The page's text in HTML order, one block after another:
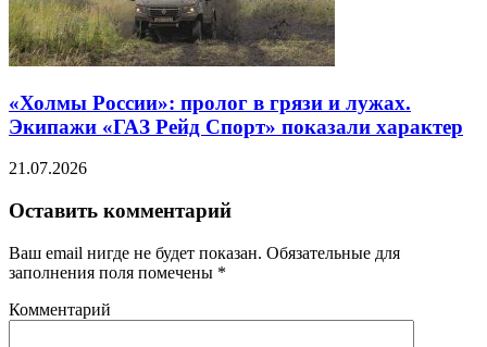
«Холмы России»: пролог в грязи и лужах.
Экипажи «ГАЗ Рейд Спорт» показали характер
21.07.2026
Оставить комментарий
Ваш email нигде не будет показан. Обязательные для
заполнения поля помечены *
Комментарий